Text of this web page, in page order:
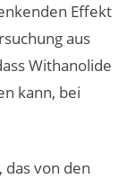
Effekt
aus
Withanolide
kann, bei
von den